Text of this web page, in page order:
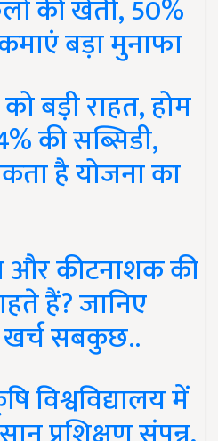
की खेती, 50%
बड़ा मुनाफा
बड़ी राहत, होम
की सब्सिडी,
है योजना का
और कीटनाशक की
हैं? जानिए
खर्च सबकुछ..
विश्वविद्यालय में